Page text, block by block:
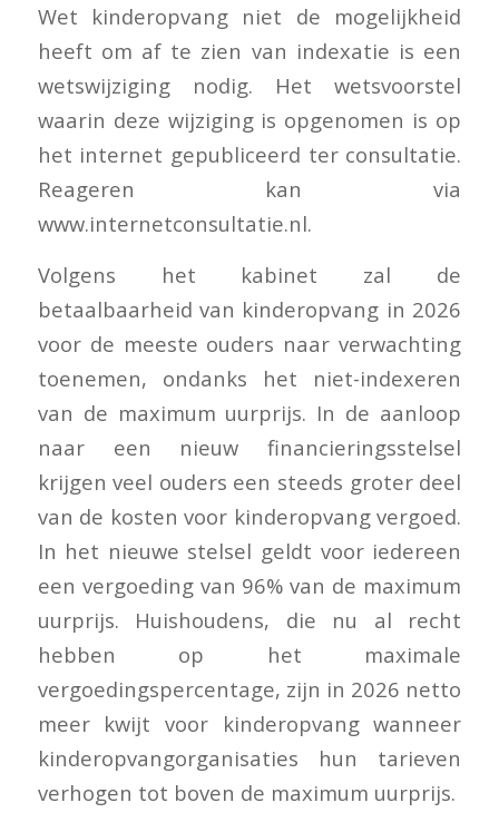
Wet kinderopvang niet de mogelijkheid
heeft om af te zien van indexatie is een
wetswijziging nodig. Het wetsvoorstel
waarin deze wijziging is opgenomen is op
het internet gepubliceerd ter consultatie.
Reageren kan via
www.internetconsultatie.nl.
Volgens het kabinet zal de
betaalbaarheid van kinderopvang in 2026
voor de meeste ouders naar verwachting
toenemen, ondanks het niet-indexeren
van de maximum uurprijs. In de aanloop
naar een nieuw financieringsstelsel
krijgen veel ouders een steeds groter deel
van de kosten voor kinderopvang vergoed.
In het nieuwe stelsel geldt voor iedereen
een vergoeding van 96% van de maximum
uurprijs. Huishoudens, die nu al recht
hebben op het maximale
vergoedingspercentage, zijn in 2026 netto
meer kwijt voor kinderopvang wanneer
kinderopvangorganisaties hun tarieven
verhogen tot boven de maximum uurprijs.